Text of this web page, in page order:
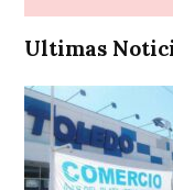
Ultimas